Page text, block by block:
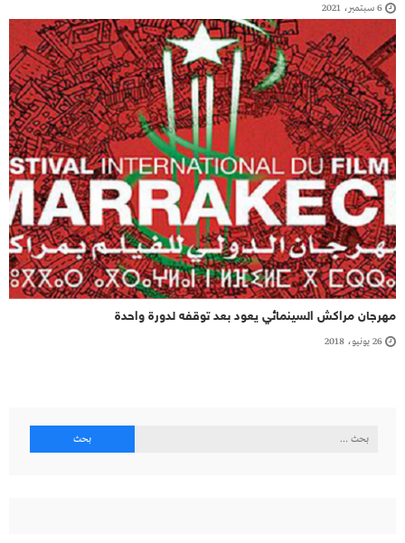
6 سبتمبر، 2021
مهرجان مراكش السينمائي يعود بعد توقفه لدورة واحدة
26 يونيو، 2018
البحث